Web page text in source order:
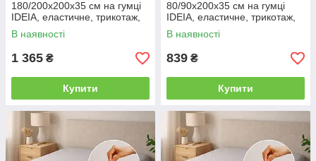
180/200х200х35 см на гумці
IDEIA, еластичне, трикотаж,
бавовна беж
В наявності
1 365 ₴
Купити
80/90х200х35 см на гумці
IDEIA, еластичне, трикотаж,
бавовна беж
В наявності
839 ₴
Купити